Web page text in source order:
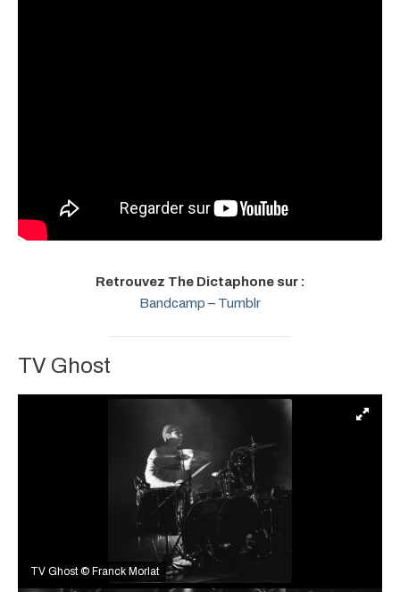
Retrouvez The Dictaphone sur :
Bandcamp – Tumblr
TV Ghost
TV Ghost © Franck Morlat